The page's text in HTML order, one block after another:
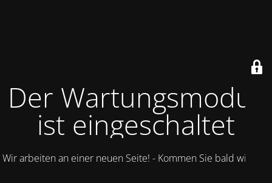
Der Wartungsmodus
ist eingeschaltet
Wir arbeiten an einer neuen Seite! - Kommen Sie bald wieder.